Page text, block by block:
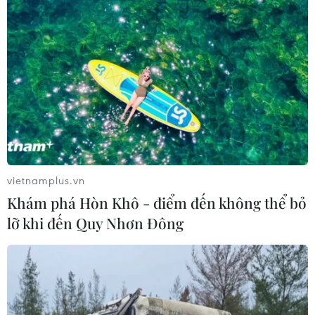
06/08/2026 06:23
Anh công bố kết quả điều tra ban
đầu vụ đâm dao ở trung tâm London
06/08/2026 06:00
Ba Lan thảo luận việc thành lập căn
cứ quân sự thường trực với Mỹ
06/08/2026 00:06
Liên hợp quốc: Xung đột Ukraine trải
qua tháng đẫm máu nhất
05/08/2026 23:47
vietnamplus.vn
Khám phá Hòn Khô - điểm đến không thể bỏ
lỡ khi đến Quy Nhơn Đông